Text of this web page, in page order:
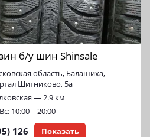
б/у шин Shinsale
область, Балашиха,
Щитниково, 5а
— 2.9 км
10:00—20:00
126 Показать